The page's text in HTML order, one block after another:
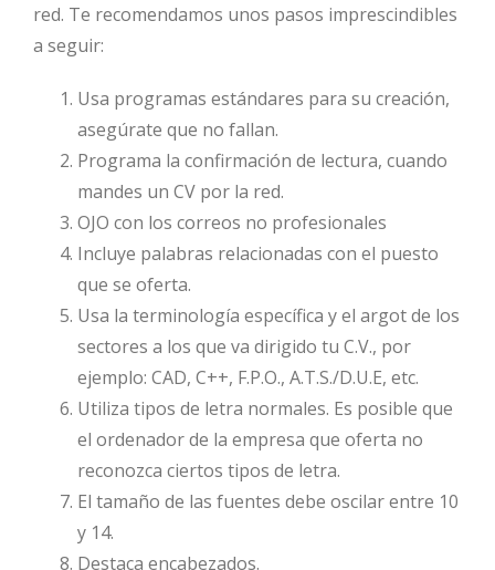
red. Te recomendamos unos pasos imprescindibles
a seguir:
Usa programas estándares para su creación,
asegúrate que no fallan.
Programa la confirmación de lectura, cuando
mandes un CV por la red.
OJO con los correos no profesionales
Incluye palabras relacionadas con el puesto
que se oferta.
Usa la terminología específica y el argot de los
sectores a los que va dirigido tu C.V., por
ejemplo: CAD, C++, F.P.O., A.T.S./D.U.E, etc.
Utiliza tipos de letra normales. Es posible que
el ordenador de la empresa que oferta no
reconozca ciertos tipos de letra.
El tamaño de las fuentes debe oscilar entre 10
y 14.
Destaca encabezados.